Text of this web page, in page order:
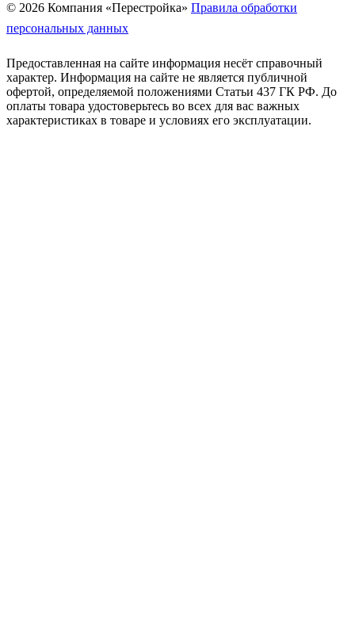
© 2026 Компания «Перестройка» Правила обработки
персональных данных
Предоставленная на сайте информация несёт справочный
характер. Информация на сайте не является публичной
офертой, определяемой положениями Статьи 437 ГК РФ. До
оплаты товара удостоверьтесь во всех для вас важных
характеристиках в товаре и условиях его эксплуатации.